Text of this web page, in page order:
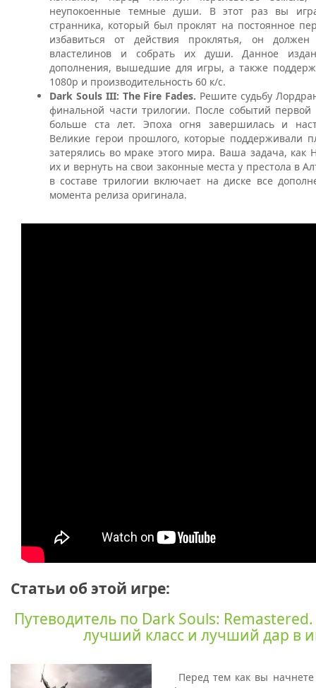
неупокоенные темные души. В этот раз вы
странника, который был проклят на постоянное
избавиться от действия проклятья, он
властелинов и собрать их души. Данное
дополнения, вышедшие для игры, а также
1080p и производительность 60 к/с.
Dark Souls III: The Fire Fades. Решите судьбу
финальной части трилогии. После событий
больше ста лет. Эпоха огня завершилась и
Великие герои прошлого, которые поддерживали
затерялись во мраке этого мира. Ваша задача, как
их и вернуть на свои законные места у престола в
в составе трилогии включает на диске все
момента релиза оригинала.
Статьи об этой игре:
Путеводитель по Dark Souls:
лучший класс и лучший дар в
Перед тем как вы